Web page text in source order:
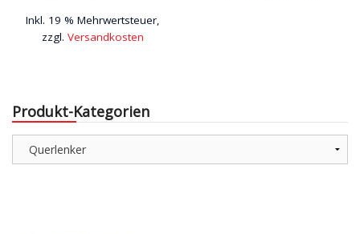
Inkl. 19 % Mehrwertsteuer,
zzgl. Versandkosten
Produkt-Kategorien